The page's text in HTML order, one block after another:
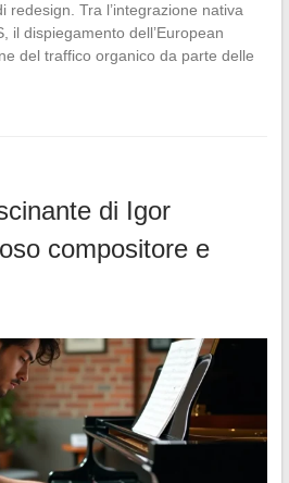
redesign. Tra l’integrazione nativa
il dispiegamento dell’European
del traffico organico da parte delle
di Igor
compositore e